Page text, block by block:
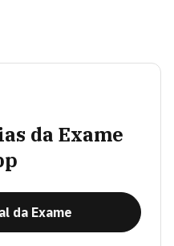
da Exame
da Exame